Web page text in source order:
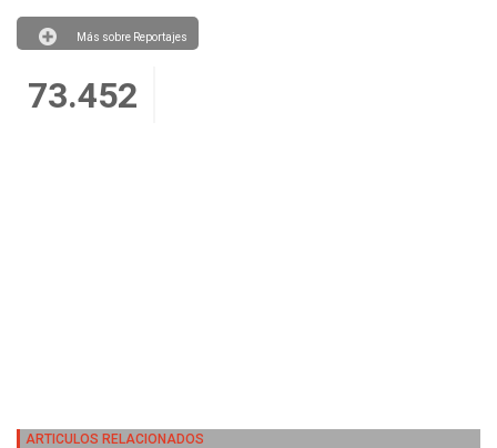
Más sobre Reportajes
73.452
ARTICULOS RELACIONADOS